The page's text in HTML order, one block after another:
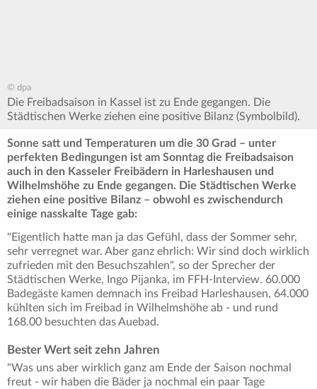
© dpa
Die Freibadsaison in Kassel ist zu Ende gegangen. Die
Städtischen Werke ziehen eine positive Bilanz (Symbolbild).
Sonne satt und Temperaturen um die 30 Grad – unter
perfekten Bedingungen ist am Sonntag die Freibadsaison
auch in den Kasseler Freibädern in Harleshausen und
Wilhelmshöhe zu Ende gegangen. Die Städtischen Werke
ziehen eine positive Bilanz – obwohl es zwischendurch
einige nasskalte Tage gab:
"Eigentlich hatte man ja das Gefühl, dass der Sommer sehr,
sehr verregnet war. Aber ganz ehrlich: Wir sind doch wirklich
zufrieden mit den Besuchszahlen", so der Sprecher der
Städtischen Werke, Ingo Pijanka, im FFH-Interview. 60.000
Badegäste kamen demnach ins Freibad Harleshausen, 64.000
kühlten sich im Freibad in Wilhelmshöhe ab - und rund
168.00 besuchten das Auebad.
Bester Wert seit zehn Jahren
"Was uns aber wirklich ganz am Ende der Saison nochmal
freut - wir haben die Bäder ja nochmal ein paar Tage